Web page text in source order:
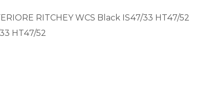
RITCHEY WCS Black IS47/33 HT47/52
HT47/52